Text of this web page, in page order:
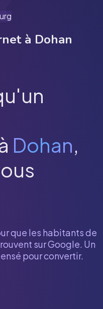
à Dohan
Dohan,
que les habitants de
sur Google. Un
pour convertir.